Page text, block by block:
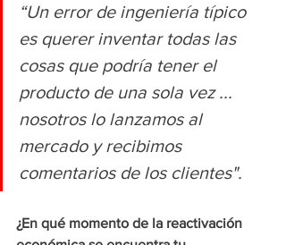
“Un error de ingeniería típico
es querer inventar todas las
cosas que podría tener el
producto de una sola vez ...
nosotros lo lanzamos al
mercado y recibimos
comentarios de los clientes".
¿En qué momento de la reactivación